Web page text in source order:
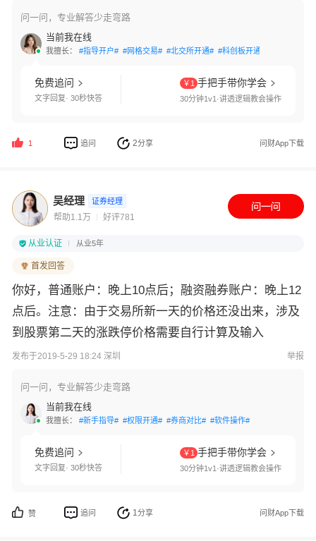
问一问，专业解答少走弯路
当前我在线
我擅长： #指导开户# #网格交易# #北交所开通# #科创板开通#
免费追问
文字回复· 30秒快答
￥1 手把手带你学会
30分钟1v1·讲透逻辑教会操作
1 追问 2分享 问财App下载
吴经理 证券经理
帮助1.1万 好评781
从业认证 从业5年
首发回答
你好，普通账户：晚上10点后；融资融券账户：晚上12
点后。注意：由于交易所新一天的价格还没出来，涉及
到股票第二天的涨跌停价格需要自行计算及输入
发布于2019-5-29 18:24 深圳 举报
问一问，专业解答少走弯路
当前我在线
我擅长： #新手指导# #权限开通# #券商对比# #软件操作#
免费追问
文字回复· 30秒快答
￥1 手把手带你学会
30分钟1v1·讲透逻辑教会操作
赞 追问 1分享 问财App下载